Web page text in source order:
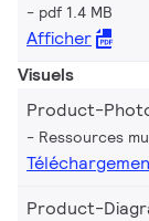
pdf 1.4 MB
Afficher
Visuels
Product-
Ressources
Product-